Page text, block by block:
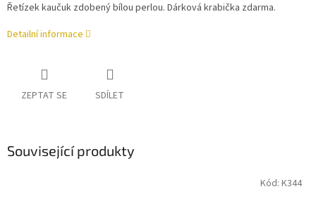
Řetízek kaučuk zdobený bílou perlou. Dárková krabička zdarma.
Detailní informace
ZEPTAT SE SDÍLET
Související produkty
Kód: K344